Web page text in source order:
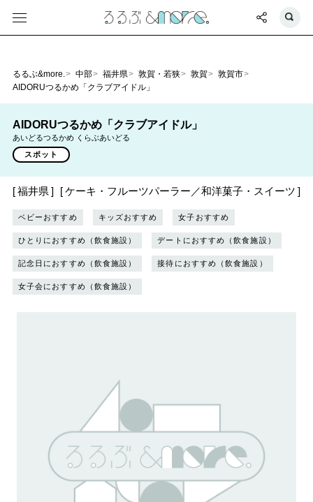
るるぶ&more. 中部 福井県 敦賀・若狭 敦賀
敦賀市
AIDORUつるかめ「クラブアイドル」
AIDORUつるかめ「クラブアイドル」
あいどるつるかめ くらぶあいどる
スポット
福井県 ケーキ・フルーツパーラー／和洋菓子・スイーツ
ベビーおすすめ キッズおすすめ 女子おすすめ
ひとりにおすすめ（飲食施設） デートにおすすめ（飲食施設）
記念日におすすめ（飲食施設） 接待におすすめ（飲食施設）
女子会におすすめ（飲食施設）